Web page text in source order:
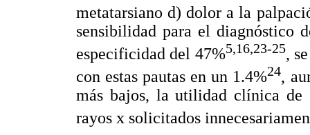
metatarsiano d) dolor a la
sensibilidad para el diagnóstico
especificidad del 47%5,16,23-25,
con estas pautas en un 1.4%24,
más bajos, la utilidad clínica de
rayos x solicitados